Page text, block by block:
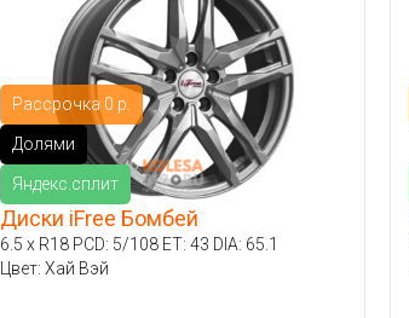
Рассрочка 0 р.
Долями
Яндекс.сплит
Диски iFree Бомбей
6.5 x R18 PCD: 5/108 ET: 43 DIA: 65.1
Цвет: Хай Вэй